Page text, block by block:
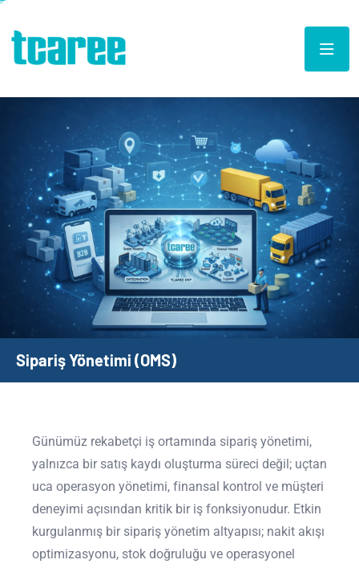
Sipariş Yönetimi (OMS)
Günümüz rekabetçi iş ortamında sipariş yönetimi,
yalnızca bir satış kaydı oluşturma süreci değil; uçtan
uca operasyon yönetimi, finansal kontrol ve müşteri
deneyimi açısından kritik bir iş fonksiyonudur. Etkin
kurgulanmış bir sipariş yönetim altyapısı; nakit akışı
optimizasyonu, stok doğruluğu ve operasyonel